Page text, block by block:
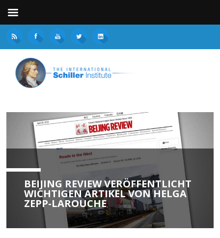
BEIJING REVIEW VERÖFFENTLICHT
WICHTIGEN ARTIKEL VON HELGA
ZEPP-LAROUCHE